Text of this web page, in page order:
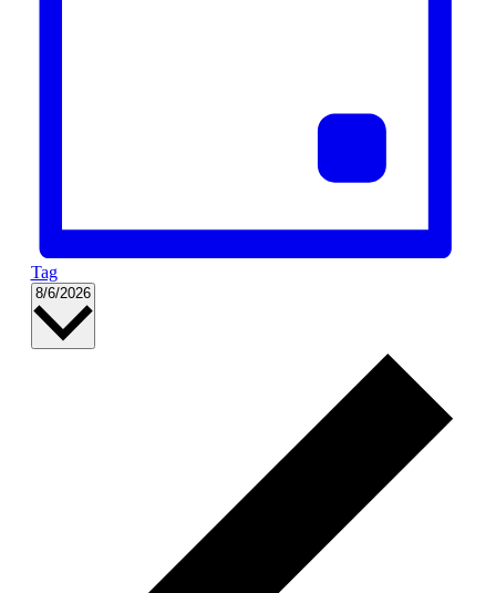
Tag
8/6/2026 Datum